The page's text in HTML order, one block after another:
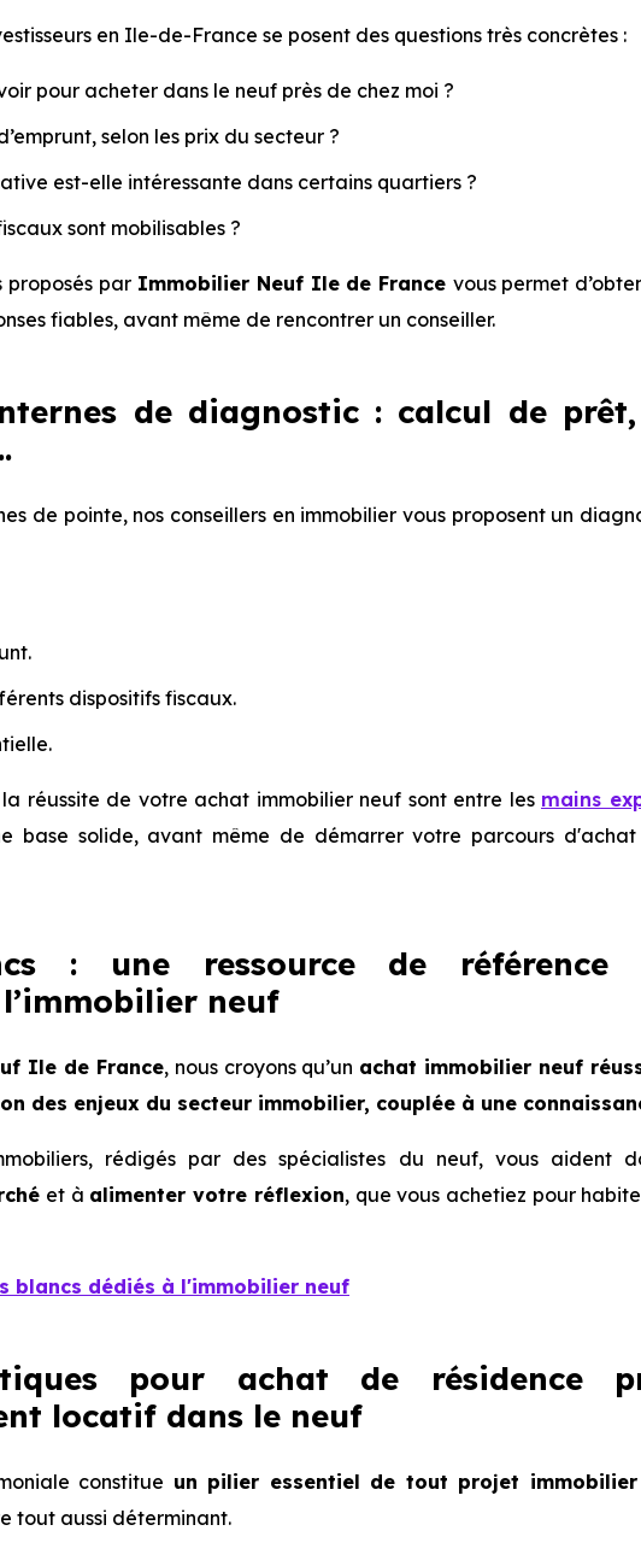
en Ile-de-France se posent des questions très concrètes :
pour acheter dans le neuf près de chez moi ?
selon les prix du secteur ?
est-elle intéressante dans certains quartiers ?
sont mobilisables ?
proposés parImmobilier Neuf Ile de France vous permet
fiables, avant même de rencontrer un conseiller.
de diagnostic : calcul de
de pointe, nos conseillers en immobilier vous proposent un
dispositifs fiscaux.
réussite de votre achat immobilier neuf sont entre les mains
base solide, avant même de démarrer votre parcours
: une ressource de référence
neuf
Ile de France, nous croyons qu’un achat immobilier neuf
des enjeux du secteur immobilier, couplée à une
rédigés par des spécialistes du neuf, vous aident
et à alimenter votre réflexion, que vous achetiez pour
blancs dédiés à l'immobilier neuf
pour achat de résidence
locatif dans le neuf
constitue un pilier essentiel de tout projet
tout aussi déterminant.